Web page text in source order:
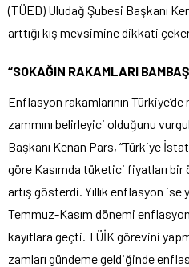
(TÜED) Uludağ Şubesi Başkanı
arttığı kış mevsimine dikkati
“SOKAĞIN RAKAMLARI
Enflasyon rakamlarının
zammını belirleyici olduğunu
Başkanı Kenan Pars, “Türkiye
göre Kasımda tüketici fiyatları bir
artış gösterdi. Yıllık enflasyon ise
Temmuz-Kasım dönemi enflasyon
kayıtlara geçti. TÜİK görevini
zamları gündeme geldiğinde